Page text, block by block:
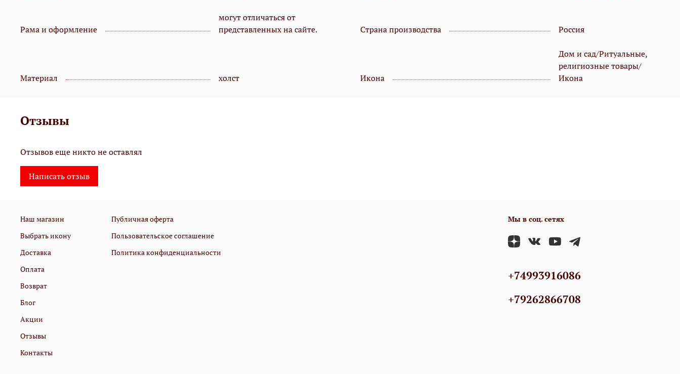
Рама и оформление
могут отличаться от
представленных на сайте.
Страна производства Россия
Материал холст Икона
Дом и сад/Ритуальные,
религиозные товары/
Икона
Отзывы
Отзывов еще никто не оставлял
Написать отзыв
Наш магазин
Выбрать икону
Доставка
Оплата
Возврат
Блог
Акции
Отзывы
Контакты
Публичная оферта
Пользовательское соглашение
Политика конфиденциальности
Мы в соц. сетях
+74993916086
+79262866708